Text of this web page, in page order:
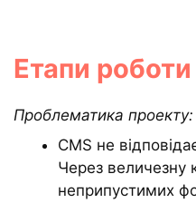
Етапи роботи
Проблематика проекту:
CMS не
Через величезну
неприпустимих